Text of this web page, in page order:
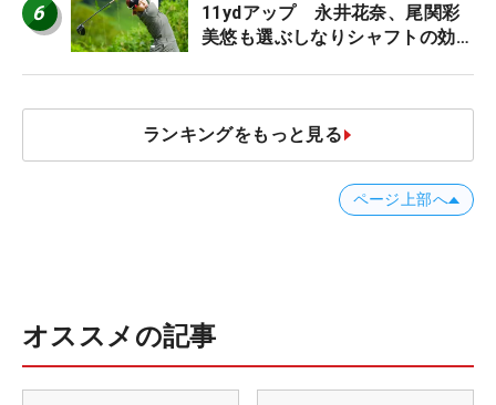
6
11ydアップ 永井花奈、尾関彩
美悠も選ぶしなりシャフトの効果
ランキングをもっと見る
ページ上部へ
オススメの記事